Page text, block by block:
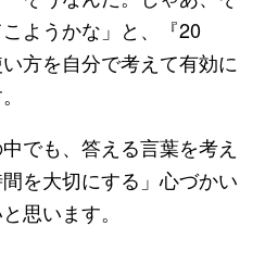
ようかな」と、『20
方を自分で考えて有効に
でも、答える言葉を考え
を大切にする」心づかい
思います。